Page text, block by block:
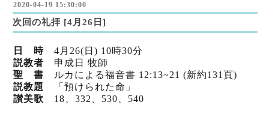
2020-04-19 15:30:00
次回の礼拝 [4月26日]
日 時 4月26(日) 10時30分
説教者 申成日 牧師
聖 書 ルカによる福音書 12:13~21 (新約131頁)
説教題
「預けられた命」
讃美歌 18、332 、530 、540